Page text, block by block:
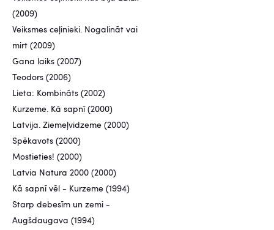
(2009)
Veiksmes ceļinieki. Nogalināt vai
mirt (2009)
Gana laiks (2007)
Teodors (2006)
Lieta: Kombināts (2002)
Kurzeme. Kā sapnī (2000)
Latvija. Ziemeļvidzeme (2000)
Spēkavots (2000)
Mostieties! (2000)
Latvia Natura 2000 (2000)
Kā sapnī vēl - Kurzeme (1994)
Starp debesīm un zemi -
Augšdaugava (1994)